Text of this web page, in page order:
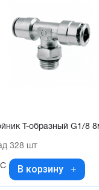
Т-образный G1/8
328 шт
В корзину